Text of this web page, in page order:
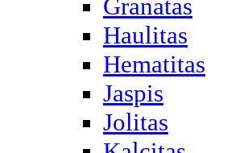
Granatas
Haulitas
Hematitas
Jaspis
Jolitas